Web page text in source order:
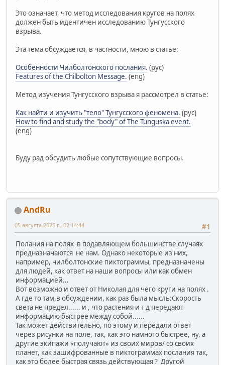
Это означает, что метод исследования кругов на полях
должен быть идентичен исследованию Тунгусского
взрыва.
Эта тема обсуждается, в частности, мною в статье:
Особенности Чилболтонского послания. (рус)
Features of the Chilbolton Message. (eng)
Метод изучения Тунгусского взрыва я рассмотрел в статье:
Как найти и изучить "тело" Тунгусского феномена. (рус)
How to find and study the "body" of The Tunguska event.
(eng)
Буду рад обсудить любые сопутствующие вопросы.
AndRu
#1
05 августа 2025 г., 02:14:44
Полания на полях в подавляющем большинстве случаях
предназначаются не нам. Однако некоторые из них,
например, чилболтонские пиктограммы, предназначены
для людей, как ответ на наши вопросы или как обмен
информацией...
Вот возможно и ответ от Николая для чего круги на полях .
А где то там,в обсуждении, как раз была мысль:Скорость
света не предел...... и , что растения и т д передают
информацию быстрее между собой......
Так может действительно, по этому и передали ответ
через рисунки на поле, так, как это намного быстрее, ну, а
другие экипажи «получают» из своих миров/ со своих
планет, как зашифрованные в пиктограммах послания так,
как это более быстрая связь действующая ? Другой